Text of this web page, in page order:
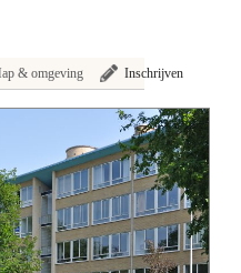
& omgeving Inschrijven